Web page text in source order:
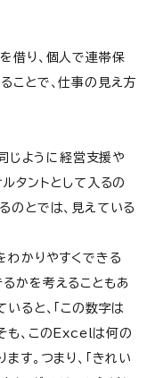
借り、個人で連帯保
ことで、仕事の見え方
じように経営支援や
タントとして入るの
のとでは、見えている
わかりやすくできる
かを考えることもあ
ると、「この数字は
も、このExcelは何の
す。つまり、「きれい